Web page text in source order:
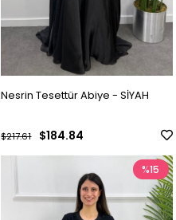
Nesrin Tesettür Abiye - SİYAH
$184.84
$217.61
%15